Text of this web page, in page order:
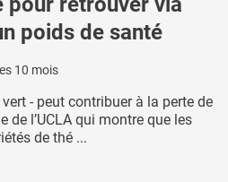
poids de santé
10 mois
- peut contribuer à la perte de
de l’UCLA qui montre que les
de thé ...